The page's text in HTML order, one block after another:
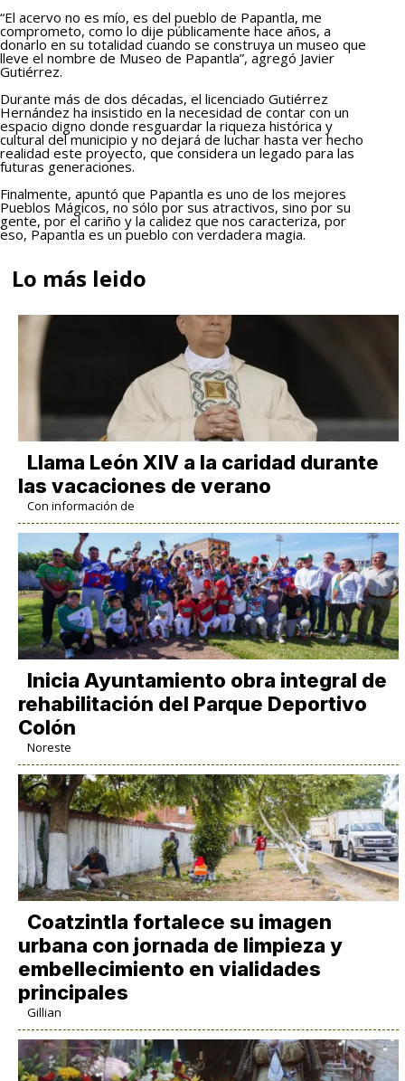
“El acervo no es mío, es del pueblo de Papantla, me
comprometo, como lo dije públicamente hace años, a
donarlo en su totalidad cuando se construya un museo que
lleve el nombre de Museo de Papantla”, agregó Javier
Gutiérrez.
Durante más de dos décadas, el licenciado Gutiérrez
Hernández ha insistido en la necesidad de contar con un
espacio digno donde resguardar la riqueza histórica y
cultural del municipio y no dejará de luchar hasta ver hecho
realidad este proyecto, que considera un legado para las
futuras generaciones.
Finalmente, apuntó que Papantla es uno de los mejores
Pueblos Mágicos, no sólo por sus atractivos, sino por su
gente, por el cariño y la calidez que nos caracteriza, por
eso, Papantla es un pueblo con verdadera magia.
Lo más leido
Llama León XIV a la caridad durante
las vacaciones de verano
Con información de
Inicia Ayuntamiento obra integral de
rehabilitación del Parque Deportivo
Colón
Noreste
Coatzintla fortalece su imagen
urbana con jornada de limpieza y
embellecimiento en vialidades
principales
Gillian